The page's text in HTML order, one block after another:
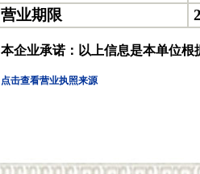
营业期限
本企业承诺：以上信息是本单位根
点击查看营业执照来源